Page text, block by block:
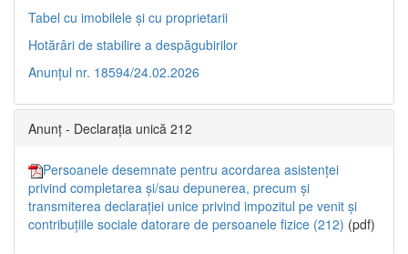
Tabel cu imobilele și cu proprietarii
Hotărâri de stabilire a despăgubirilor
Anunțul nr. 18594/24.02.2026
Anunț - Declarația unică 212
Persoanele desemnate pentru acordarea asistenței
privind completarea și/sau depunerea, precum și
transmiterea declarației unice privind impozitul pe venit și
contribuțiile sociale datorare de persoanele fizice (212) (pdf)